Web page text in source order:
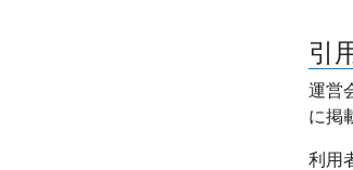
引
運営
に掲
利用